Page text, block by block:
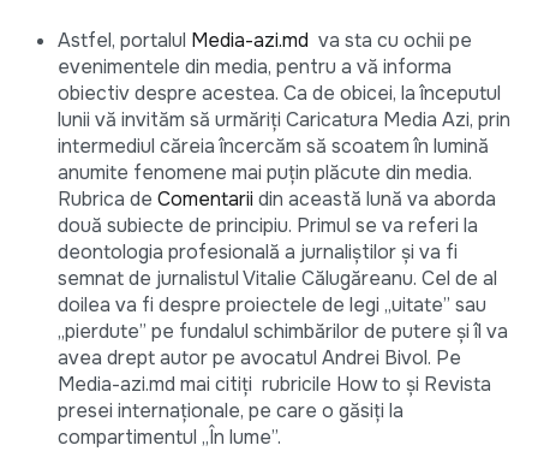
Astfel, portalul Media-azi.md va sta cu ochii pe
evenimentele din media, pentru a vă informa
obiectiv despre acestea. Ca de obicei, la începutul
lunii vă invităm să urmăriți Caricatura Media Azi, prin
intermediul căreia încercăm să scoatem în lumină
anumite fenomene mai puțin plăcute din media.
Rubrica de Comentarii din această lună va aborda
două subiecte de principiu. Primul se va referi la
deontologia profesională a jurnaliștilor și va fi
semnat de jurnalistul Vitalie Călugăreanu. Cel de al
doilea va fi despre proiectele de legi „uitate” sau
„pierdute” pe fundalul schimbărilor de putere și îl va
avea drept autor pe avocatul Andrei Bivol. Pe
Media-azi.md mai citiți rubricile How to și Revista
presei internaționale, pe care o găsiți la
compartimentul „În lume”.